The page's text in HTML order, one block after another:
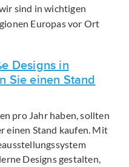
sind in wichtigen
Europas vor Ort
Designs in
Sie einen Stand
pro Jahr haben, sollten
einen Stand kaufen. Mit
Designs gestalten,